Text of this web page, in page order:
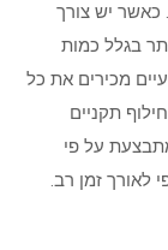
יש צורך
בגלל כמות
מכירים את כל
תקניים
על פי
לאורך זמן רב.